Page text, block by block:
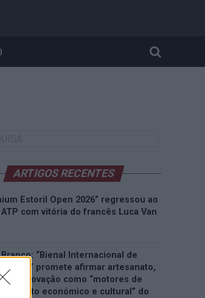
ARTIGOS RECENTES
Estoril Open 2026” regressou ao
com vitória do francês Luca Van
“Bienal Internacional de
Ofícios” promete afirmar artesanato,
e inovação como “motores de
económico e cultural” do